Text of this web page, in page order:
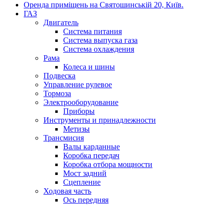
Оренда приміщень на Святошинській 20, Київ.
ГАЗ
Двигатель
Система питания
Система выпуска газа
Система охлаждения
Рама
Колеса и шины
Подвеска
Управление рулевое
Тормоза
Электрооборудование
Приборы
Инструменты и принадлежности
Метизы
Трансмисия
Валы карданные
Коробка передач
Коробка отбора мощности
Мост задний
Сцепление
Ходовая часть
Ось передняя